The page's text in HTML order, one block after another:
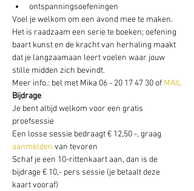
ontspanningsoefeningen
Voel je welkom om een avond mee te maken.
Het is raadzaam een serie te boeken; oefening
baart kunst en de kracht van herhaling maakt
dat je langzaamaan leert voelen waar jouw
stille midden zich bevindt.
Meer info.: bel met Mika 06 - 20 17 47 30 of MAIL
Bijdrage
Je bent altijd welkom voor een gratis
proefsessie
Een losse sessie bedraagt € 12,50 -, graag
aanmelden van tevoren
Schaf je een 10-rittenkaart aan, dan is de
bijdrage € 10,- pers sessie (je betaalt deze
kaart vooraf)